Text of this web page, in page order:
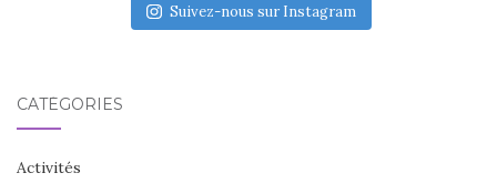
Suivez-nous sur Instagram
CATÉGORIES
Activités